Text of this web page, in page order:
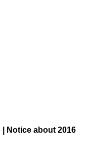
| Notice about 2016